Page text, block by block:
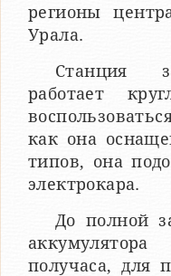
регионы
Урала.
Станция
работает
как она
типов, она
электрокара.
До полной
получаса, для